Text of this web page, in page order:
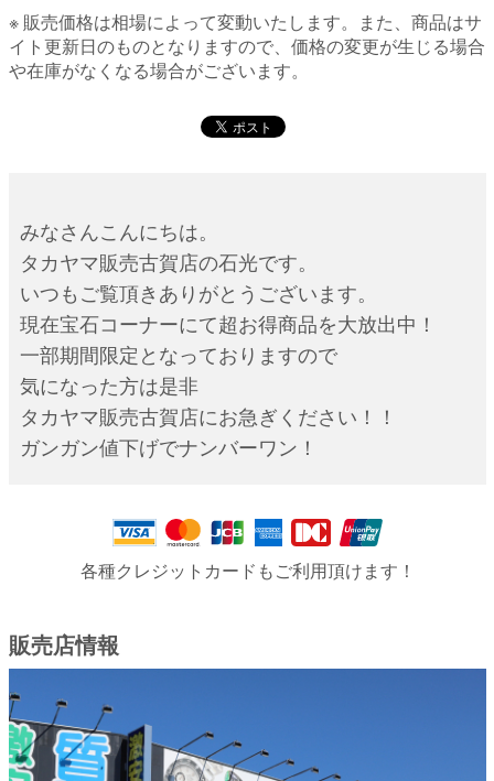
※ 販売価格は相場によって変動いたします。また、商品はサ
イト更新日のものとなりますので、価格の変更が生じる場合
や在庫がなくなる場合がございます。
みなさんこんにちは。
タカヤマ販売古賀店の石光です。
いつもご覧頂きありがとうございます。
現在宝石コーナーにて超お得商品を大放出中！
一部期間限定となっておりますので
気になった方は是非
タカヤマ販売古賀店にお急ぎください！！
ガンガン値下げでナンバーワン！
各種クレジットカードもご利用頂けます！
販売店情報